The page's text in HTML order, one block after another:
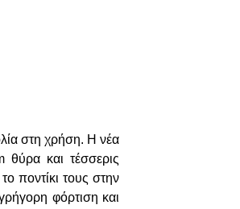
στη χρήση. Η νέα
και τέσσερις
ποντίκι τους στην
φόρτιση και